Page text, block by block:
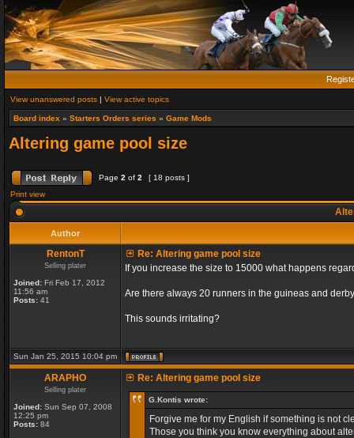
View unanswered posts | View active topics
Board index » Starters Orders series » Game Mods
Altering game pool size
Page 2 of 2
[ 18 posts ]
Print view
Author
RentonT
Selling plater
Joined: Fri Feb 17, 2012
11:56 am
Posts: 41
Re: Altering game pool size
If you increase the size to 15000 what happens
Are there always 20 runners in the guineas and
This sounds irritating?
Sun Jan 25, 2015 10:04 pm
ARAPHO
Selling plater
Joined: Sun Sep 07, 2008
12:25 pm
Posts: 84
Re: Altering game pool size
G.Kontis wrote:
Forgive me for my English if something is not
Those you think you know everything about